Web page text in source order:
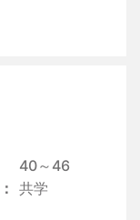
40～46
共学